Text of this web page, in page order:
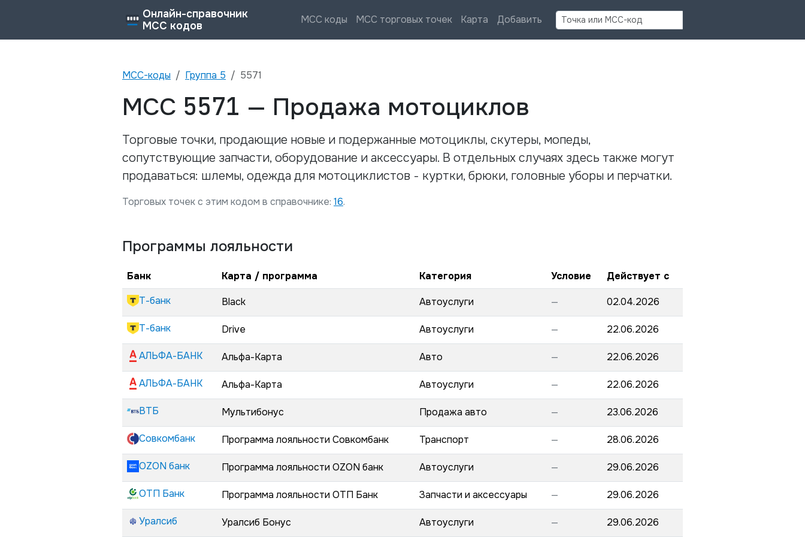
Онлайн-справочник
MCC кодов
MCC коды MCC торговых точек Карта Добавить Найти
MCC-коды Группа 5 5571
MCC 5571 — Продажа мотоциклов
Торговые точки, продающие новые и подержанные мотоциклы, скутеры, мопеды,
сопутствующие запчасти, оборудование и аксессуары. В отдельных случаях здесь также могут
продаваться: шлемы, одежда для мотоциклистов - куртки, брюки, головные уборы и перчатки.
Торговых точек с этим кодом в справочнике: 16.
Программы лояльности
Банк Карта / программа Категория Условие
Действует с
Т-банк
Black Автоуслуги — 02.04.2026
Т-банк Drive Автоуслуги — 22.06.2026
АЛЬФА-БАНК Альфа-Карта Авто — 22.06.2026
АЛЬФА-БАНК Альфа-Карта Автоуслуги — 22.06.2026
ВТБ Мультибонус Продажа авто — 23.06.2026
Совкомбанк Программа лояльности Совкомбанк Транспорт — 28.06.2026
OZON банк Программа лояльности OZON банк Автоуслуги — 29.06.2026
ОТП Банк Программа лояльности ОТП Банк Запчасти и аксессуары — 29.06.2026
Уралсиб Уралсиб Бонус Автоуслуги — 29.06.2026